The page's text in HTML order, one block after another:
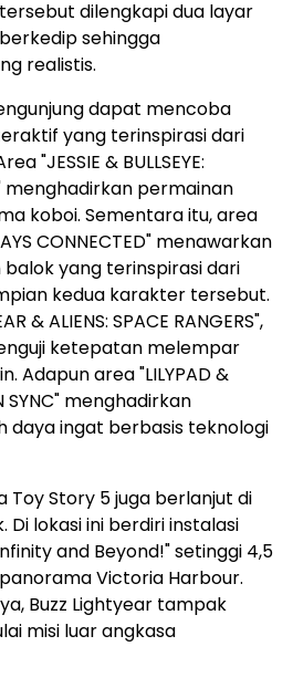
dilengkapi dua layar
sehingga
realistis.
dapat mencoba
yang terinspirasi dari
"JESSIE & BULLSEYE:
menghadirkan permainan
koboi. Sementara itu, area
CONNECTED" menawarkan
yang terinspirasi dari
kedua karakter tersebut.
& ALIENS: SPACE RANGERS",
ketepatan melempar
Adapun area "LILYPAD &
SYNC" menghadirkan
daya ingat berbasis teknologi
Story 5 juga berlanjut di
Di lokasi ini berdiri instalasi
and Beyond!" setinggi 4,5
Victoria Harbour.
Buzz Lightyear tampak
misi luar angkasa